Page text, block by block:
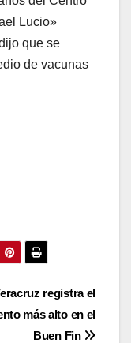
Lucio»
que se
de vacunas
registra el
más alto en el
Buen Fin